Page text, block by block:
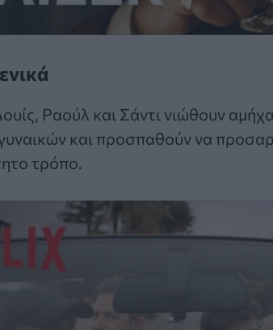
Ραούλ και Σάντι νιώθουν
και προσπαθούν να
τρόπο.